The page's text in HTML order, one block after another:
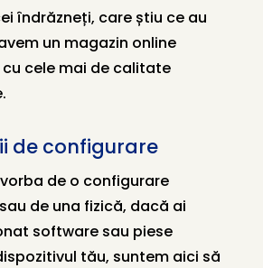
îndrăzneți, care știu ce au
un magazin online
cele mai de calitate
de configurare
vorba de o configurare
de una fizică, dacă ai
software sau piese
tău, suntem aici să